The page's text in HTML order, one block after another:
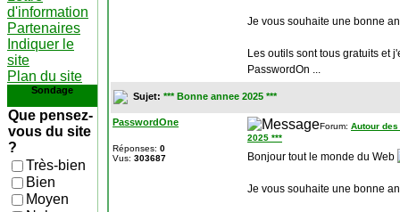
d'information
Partenaires
Indiquer le
site
Plan du site
Sondage
Que pensez-
vous du site
?
Très-bien
Bien
Moyen
Je vous souhaite une bonne
Les outils sont tous gratuits et
PasswordOn ...
Sujet: *** Bonne annee 2025 ***
PasswordOne
Réponses: 0
Vus: 303687
Forum: Autour
2025 ***
Bonjour tout le monde du Web
Je vous souhaite une bonne